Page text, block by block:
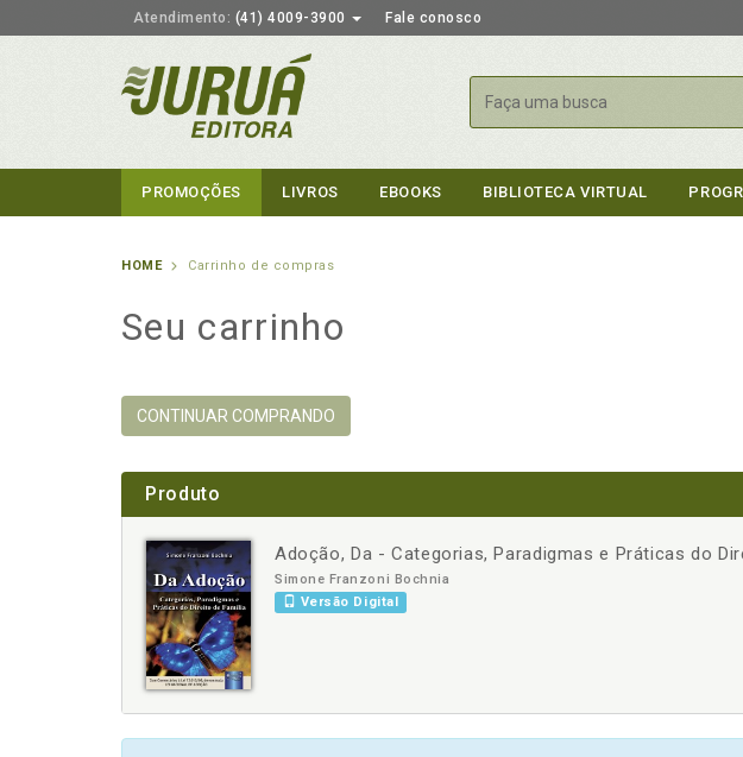
Atendimento: (41) 4009-3900 Fale conosco
Buscar
PROMOÇÕES LIVROS EBOOKS BIBLIOTECA VIRTUAL
HOME Carrinho de compras
Seu carrinho
CONTINUAR COMPRANDO
Produto
Adoção, Da - Categorias, Paradigmas e Práticas do
Simone Franzoni Bochnia
Versão Digital
- +